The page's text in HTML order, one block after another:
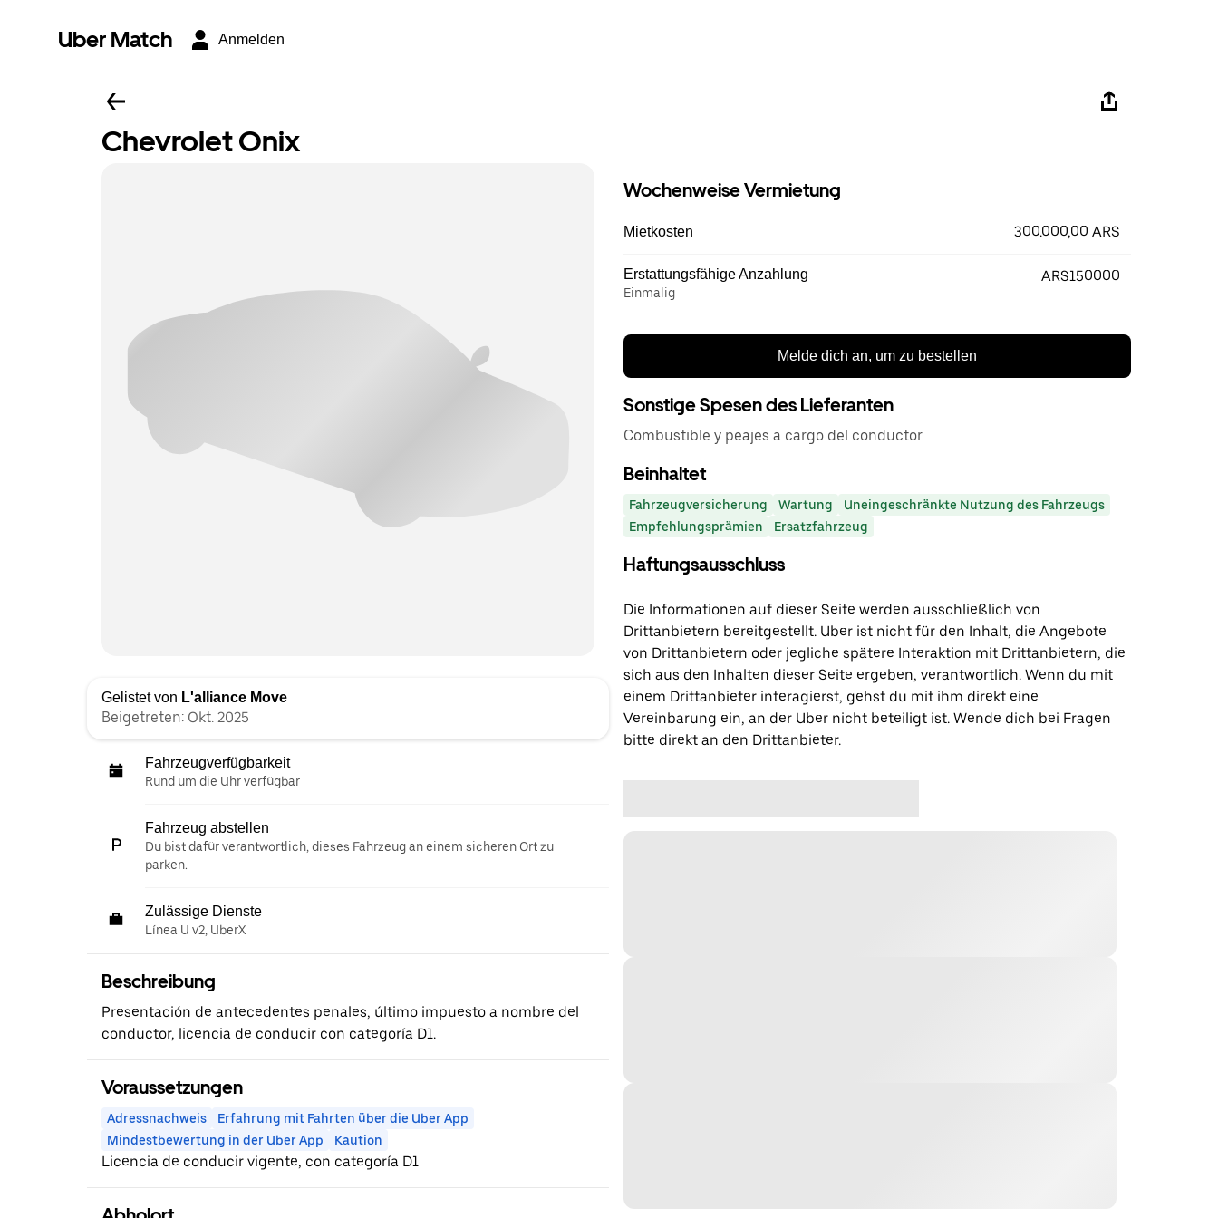
Uber Match Anmelden
Chevrolet Onix
Gelistet von L'alliance Move
Beigetreten: Okt. 2025
Fahrzeugverfügbarkeit
Rund um die Uhr verfügbar
Fahrzeug abstellen
Du bist dafür verantwortlich, dieses Fahrzeug an einem sicheren Ort zu
parken.
Zulässige Dienste
Línea U v2, UberX
Beschreibung
Presentación de antecedentes penales, último impuesto a nombre del
conductor, licencia de conducir con categoría D1.
Voraussetzungen
Adressnachweis
Erfahrung mit Fahrten über die Uber App
Mindestbewertung in der Uber App
Kaution
Licencia de conducir vigente, con categoría D1
Wochenweise Vermietung
Mietkosten 300.000,00 ARS
Erstattungsfähige Anzahlung
Einmalig
ARS150000
Melde dich an, um zu bestellen
Sonstige Spesen des Lieferanten
Combustible y peajes a cargo del conductor.
Beinhaltet
Fahrzeugversicherung Wartung
Uneingeschränkte Nutzung des Fahrzeugs
Empfehlungsprämien
Ersatzfahrzeug
Haftungsausschluss
Die Informationen auf dieser Seite werden ausschließlich von
Drittanbietern bereitgestellt. Uber ist nicht für den Inhalt, die Angebote
von Drittanbietern oder jegliche spätere Interaktion mit Drittanbietern, die
sich aus den Inhalten dieser Seite ergeben, verantwortlich. Wenn du mit
einem Drittanbieter interagierst, gehst du mit ihm direkt eine
Vereinbarung ein, an der Uber nicht beteiligt ist. Wende dich bei Fragen
bitte direkt an den Drittanbieter.